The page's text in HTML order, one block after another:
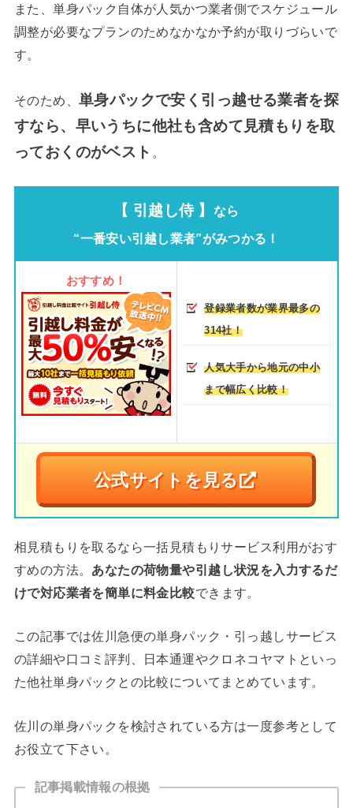
また、単身パック自体が人気かつ業者側でスケジュール
調整が必要なプランのためなかなか予約が取りづらいで
す。
そのため、 単身パックで安く引っ越せる業者を探
すなら、早いうちに他社も含めて見積もりを取
っておくのがベスト 。
【 引越し侍 】 なら
“一番安い引越し業者”がみつかる！
おすすめ！
登録業者数が業界最多の
314社！
人気大手から地元の中小
まで幅広く比較！
公式サイトを見る
相見積もりを取るなら一括見積もりサービス利用がおす
すめの方法。 あなたの荷物量や引越し状況を入力するだ
けで対応業者を簡単に料金比較できます。
この記事では佐川急便の単身パック・引っ越しサービス
の詳細や口コミ評判、日本通運やクロネコヤマトといっ
た他社単身パックとの比較についてまとめています。
佐川の単身パックを検討されている方は一度参考として
お役立て下さい。
記事掲載情報の根拠